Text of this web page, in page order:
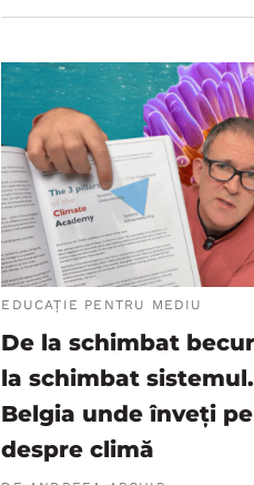
EDUCAȚIE PENTRU MEDIU
De la schimbat
la schimbat
Belgia unde înveți
despre climă